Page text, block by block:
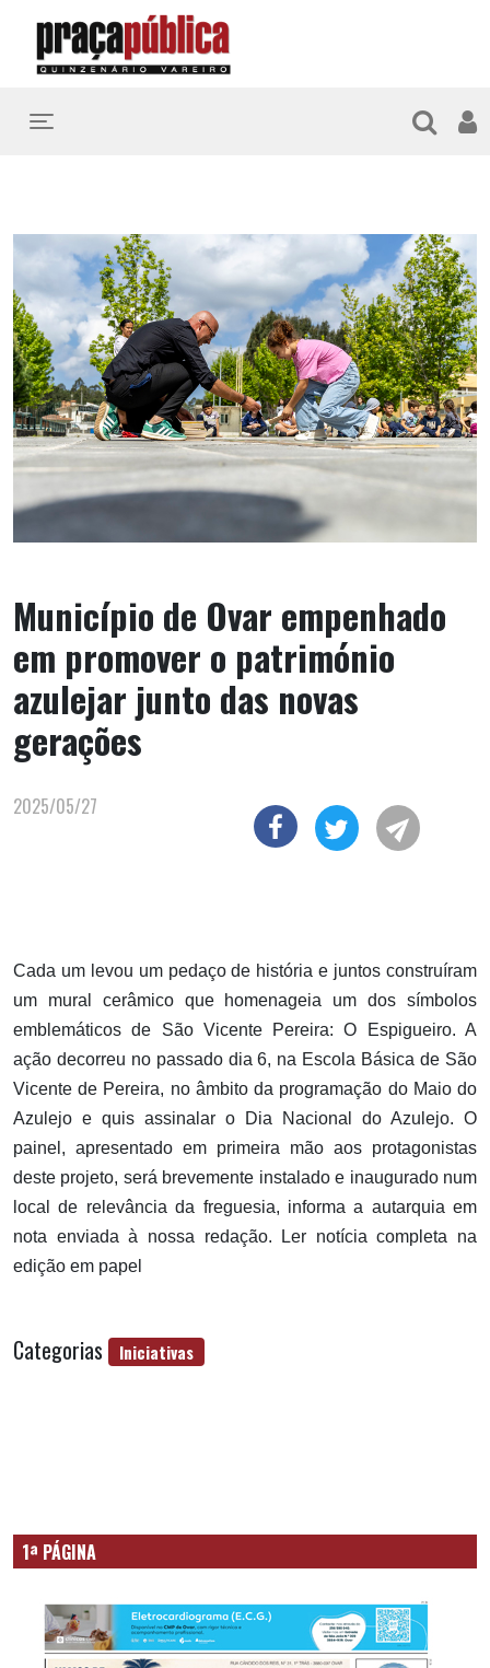
Toggle navigation
Município de Ovar empenhado
em promover o património
azulejar junto das novas
gerações
2025/05/27
Cada um levou um pedaço de história e juntos construíram
um mural cerâmico que homenageia um dos símbolos
emblemáticos de São Vicente Pereira: O Espigueiro. A
ação decorreu no passado dia 6, na Escola Básica de São
Vicente de Pereira, no âmbito da programação do Maio do
Azulejo e quis assinalar o Dia Nacional do Azulejo. O
painel, apresentado em primeira mão aos protagonistas
deste projeto, será brevemente instalado e inaugurado num
local de relevância da freguesia, informa a autarquia em
nota enviada à nossa redação. Ler notícia completa na
edição em papel
Categorias Iniciativas
1ª PÁGINA